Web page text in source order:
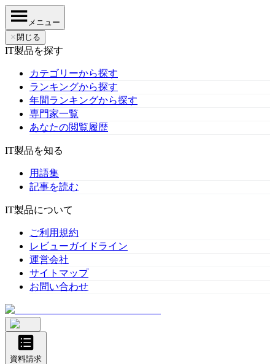
メニュー
✕ 閉じる
IT製品を探す
カテゴリーから探す
ランキングから探す
年間ランキングから探す
専門家一覧
あなたの閲覧履歴
IT製品を知る
用語集
記事を読む
IT製品について
ご利用規約
レビューガイドライン
運営会社
サイトマップ
お問い合わせ
資料請求